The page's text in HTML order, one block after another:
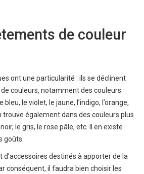
de couleur
ont une particularité : ils se déclinent
couleurs, notamment des couleurs
le violet, le jaune, l’indigo, l’orange,
trouve également dans des couleurs plus
le gris, le rose pâle, etc. Il en existe
goûts.
d’accessoires destinés à apporter de la
conséquent, il faudra bien choisir les